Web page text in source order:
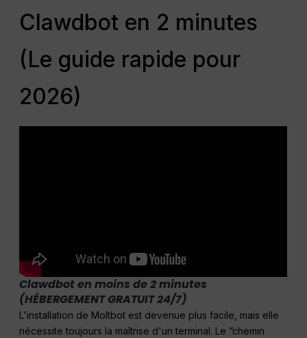
Clawdbot en 2 minutes
(Le guide rapide pour
2026)
Clawdbot en moins de 2 minutes
(HÉBERGEMENT GRATUIT 24/7)
L'installation de Moltbot est devenue plus facile, mais elle
nécessite toujours la maîtrise d'un terminal. Le “chemin